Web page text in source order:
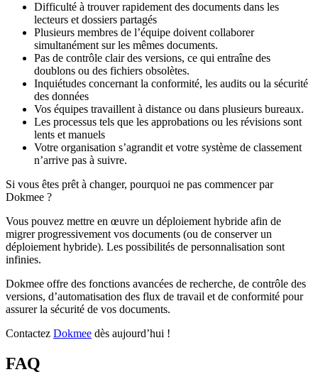
Difficulté à trouver rapidement des documents dans les
lecteurs et dossiers partagés
Plusieurs membres de l’équipe doivent collaborer
simultanément sur les mêmes documents.
Pas de contrôle clair des versions, ce qui entraîne des
doublons ou des fichiers obsolètes.
Inquiétudes concernant la conformité, les audits ou la sécurité
des données
Vos équipes travaillent à distance ou dans plusieurs bureaux.
Les processus tels que les approbations ou les révisions sont
lents et manuels
Votre organisation s’agrandit et votre système de classement
n’arrive pas à suivre.
Si vous êtes prêt à changer, pourquoi ne pas commencer par
Dokmee ?
Vous pouvez mettre en œuvre un déploiement hybride afin de
migrer progressivement vos documents (ou de conserver un
déploiement hybride). Les possibilités de personnalisation sont
infinies.
Dokmee offre des fonctions avancées de recherche, de contrôle des
versions, d’automatisation des flux de travail et de conformité pour
assurer la sécurité de vos documents.
Contactez Dokmee dès aujourd’hui !
FAQ